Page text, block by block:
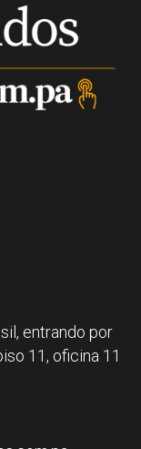
entrando por
11, oficina 11